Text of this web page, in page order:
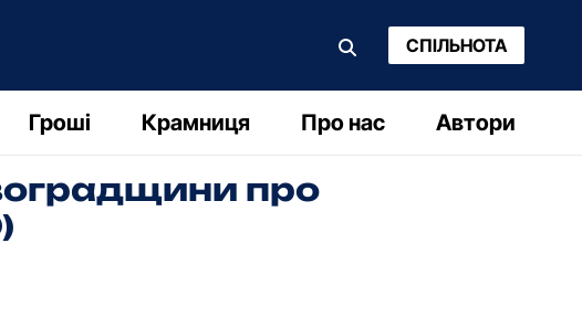
СПІЛЬНОТА
Гроші Крамниця Про нас Автори
про